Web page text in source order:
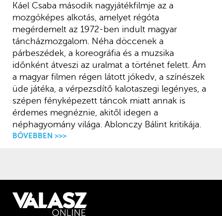
Káel Csaba második nagyjátékfilmje az a
mozgóképes alkotás, amelyet régóta
megérdemelt az 1972-ben indult magyar
táncházmozgalom. Néha döccenek a
párbeszédek, a koreográfia és a muzsika
időnként átveszi az uralmat a történet felett. Ám
a magyar filmen régen látott jókedv, a színészek
üde játéka, a vérpezsdítő kalotaszegi legényes, a
szépen fényképezett táncok miatt annak is
érdemes megnéznie, akitől idegen a
néphagyomány világa. Ablonczy Bálint kritikája.
BŐVEBBEN >>>